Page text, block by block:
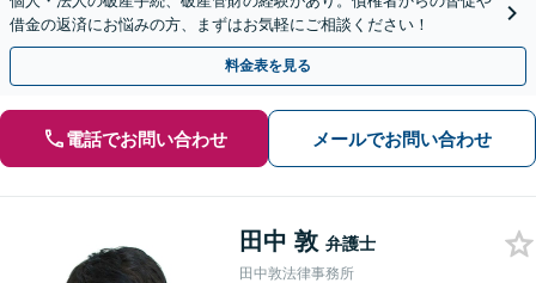
借金の返済にお悩みの方、まずはお気軽にご相談ください！
料金表を見る
電話でお問い合わせ メールでお問い合わせ
田中 敦 弁護士
田中敦法律事務所